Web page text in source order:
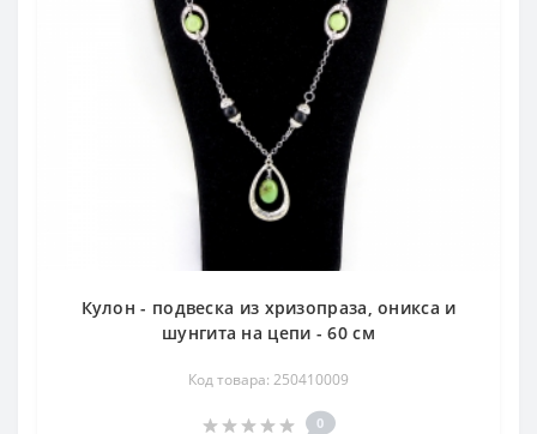
Кулон - подвеска из хризопраза, оникса и
шунгита на цепи - 60 см
Код товара: 250410009
0